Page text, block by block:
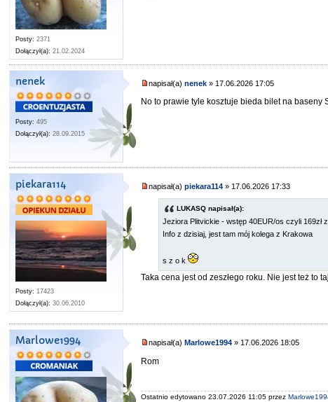
Posty: 2371
Dołączył(a): 21.02.2024
nenek
Posty: 495
Dołączył(a): 28.09.2015
napisał(a)nenek » 17.06.2026 17:05
No to prawie tyle kosztuje bieda bilet na baseny
piekara114
Posty: 17423
Dołączył(a): 30.06.2010
napisał(a)piekara114 » 17.06.2026 17:33
LUKASQ napisał(a):
Jeziora Plitvickie - wstęp 40EUR/os czyli 169zł
Info z dzisiaj, jest tam mój kolega z Krakowa
s z o k
Taka cena jest od zeszłego roku. Nie jest też to
Marlowe1994 napisał(a) Marlowe1994 » 17.06.2026 18:05
Rom
Ostatnio edytowano 23.07.2026 11:05 przez